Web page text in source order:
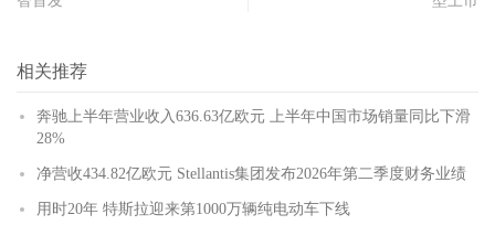
相关推荐
奔驰上半年营业收入636.63亿欧元 上半年中国市场销量同比下滑
28%
净营收434.82亿欧元 Stellantis集团发布2026年第二季度财务业绩
用时20年 特斯拉迎来第1000万辆纯电动车下线